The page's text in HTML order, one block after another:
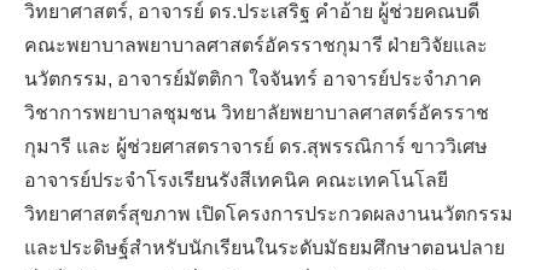
วิทยาศาสตร์, อาจารย์ ดร.ประเสริฐ คำอ้าย ผู้ช่วยคณบดี
คณะพยาบาลพยาบาลศาสตร์อัครราชกุมารี ฝ่ายวิจัยและ
นวัตกรรม, อาจารย์มัตติกา ใจจันทร์ อาจารย์ประจำภาค
วิชาการพยาบาลชุมชน วิทยาลัยพยาบาลศาสตร์อัครราช
กุมารี และ ผู้ช่วยศาสตราจารย์ ดร.สุพรรณิการ์ ขาววิเศษ
อาจารย์ประจำโรงเรียนรังสีเทคนิค คณะเทคโนโลยี
วิทยาศาสตร์สุขภาพ เปิดโครงการประกวดผลงานนวัตกรรม
และประดิษฐ์สำหรับนักเรียนในระดับมัธยมศึกษาตอนปลาย